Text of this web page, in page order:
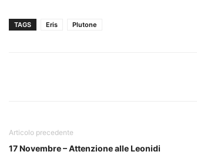
TAGS Eris Plutone
Articolo precedente
17 Novembre – Attenzione alle Leonidi